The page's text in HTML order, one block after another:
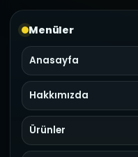
Menüler
Anasayfa
Hakkımızda
Ürünler